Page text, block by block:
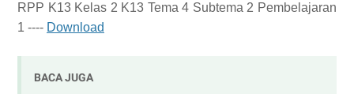
RPP K13 Kelas 2 K13 Tema 4 Subtema 2 Pembelajaran
1 ---- Download
BACA JUGA